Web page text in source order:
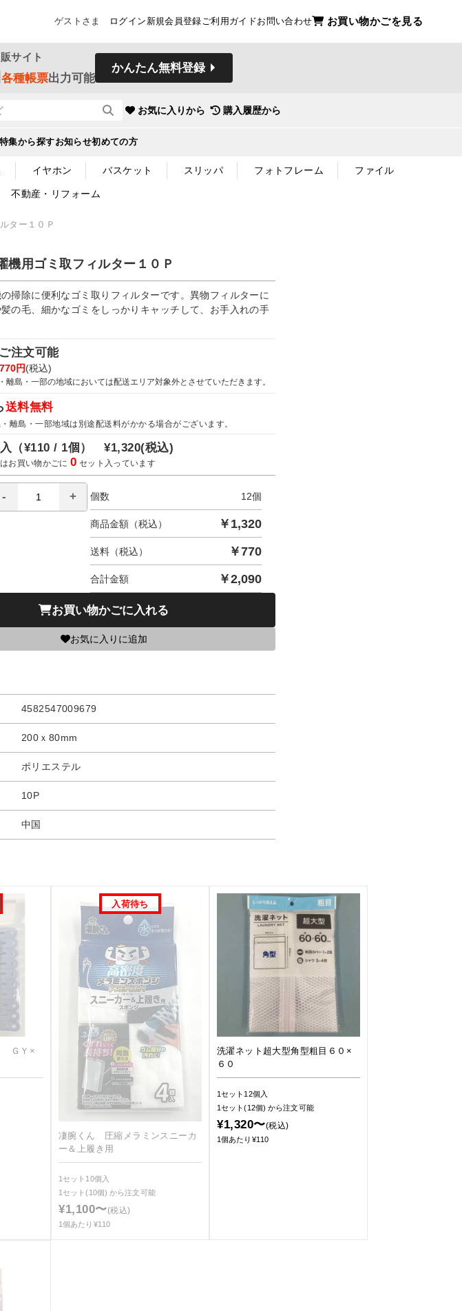
ゲストさま ログイン 新規会員登録ご利用ガイドお問い合わせ お買い物かごを見る
サイト
各種帳票出力可能
かんたん無料登録
お気に入りから 購入履歴から
集から探すお知らせ初めての方
イヤホン バスケット スリッパ フォトフレーム ファイル
不動産・リフォーム
ター１０Ｐ
機用ゴミ取フィルター１０Ｐ
の掃除に便利なゴミ取りフィルターです。異物フィルターに
の毛、細かなゴミをしっかりキャッチして、お手入れの手
注文可能
円(税込)
島・一部の地域においては配送エリア対象外とさせていただきます。
送料無料
離島・一部地域は別途配送料がかかる場合がございます。
（¥110 / 1個）¥1,320(税込)
お買い物かごに0 セット入っています
個数 12個
商品金額（税込） ￥ 1,320
送料（税込） ￥770
合計金額 ￥2,090
お買い物かごに入れる
お気に入りに追加
4582547009679
200ｘ80mm
ポリエステル
10P
中国
ＧＹ×
凄腕くん 圧縮メラミンスニーカ
ー＆上履き用
1セット10個入
1セット(10個)から注文可能
¥1,100〜(税込)
1個あたり¥110
洗濯ネット超大型角型粗目６０×
６０
1セット12個入
1セット(12個)から注文可能
¥1,320〜(税込)
1個あたり¥110